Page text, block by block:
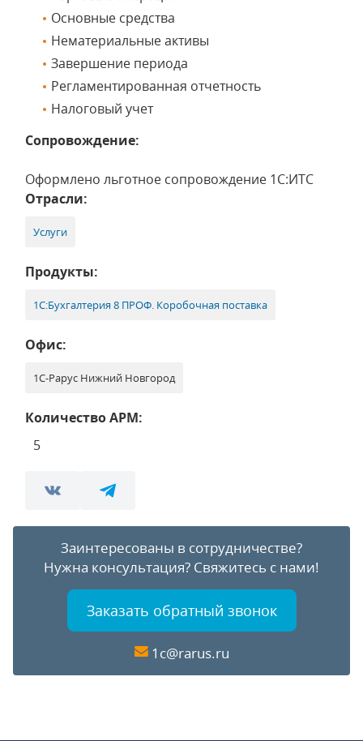
Основные средства
Нематериальные активы
Завершение периода
Регламентированная отчетность
Налоговый учет
Сопровождение:
Оформлено льготное сопровождение 1С:ИТС
Отрасли:
Услуги
Продукты:
1С:Бухгалтерия 8 ПРОФ. Коробочная поставка
Офис:
1С-Рарус Нижний Новгород
Количество АРМ:
5
Заинтересованы в сотрудничестве?
Нужна консультация? Свяжитесь с нами!
Заказать обратный звонок
1c@rarus.ru